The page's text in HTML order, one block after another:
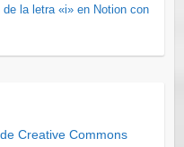
la letra «i» en Notion con
Creative Commons